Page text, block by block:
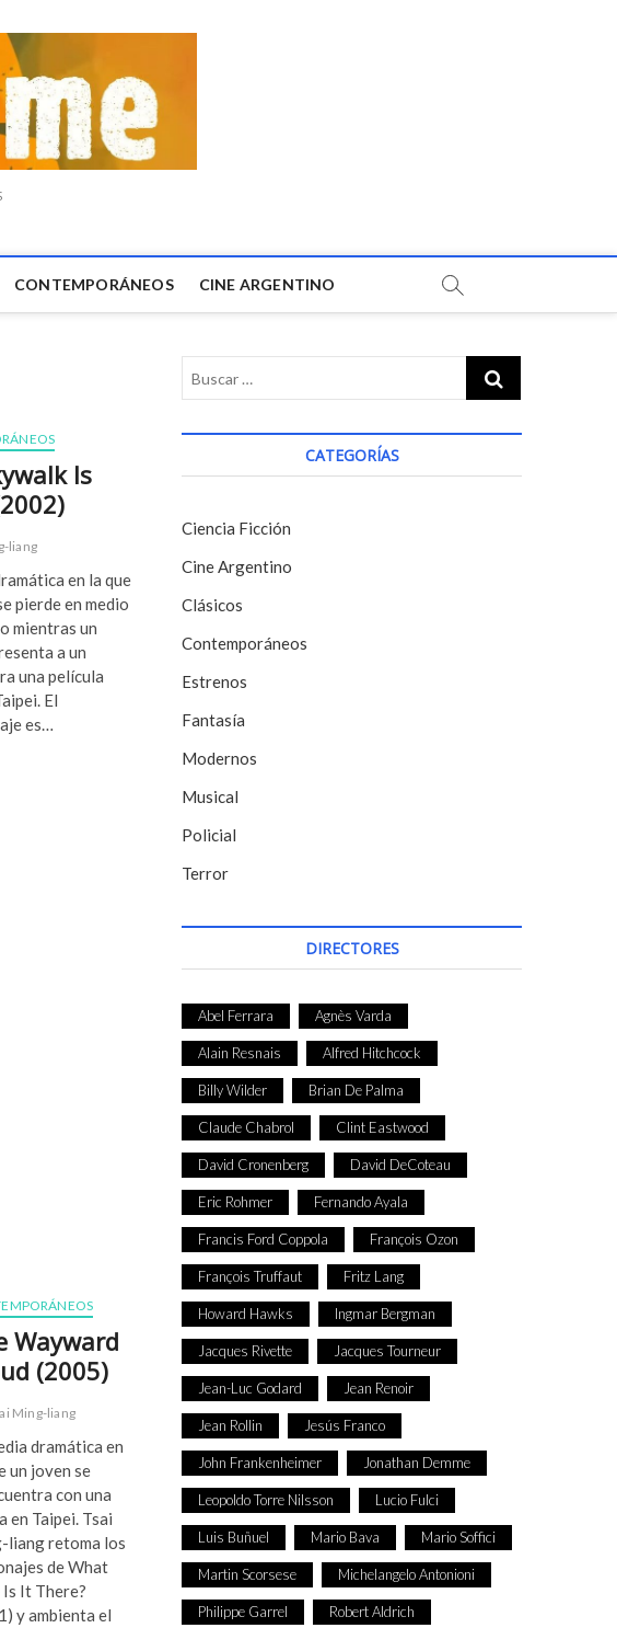
CONTEMPORÁNEOS CINE ARGENTINO
Is
liang
en la que
pierde en medio
mientras un
a un
una película
El
es…
Wayward
(2005)
Ming-liang
dramática en
un joven se
con una
en Taipei. Tsai
liang retoma los
de What
Is It There?
y ambienta el
CATEGORÍAS
Ciencia Ficción
Cine Argentino
Clásicos
Contemporáneos
Estrenos
Fantasía
Modernos
Musical
Policial
Terror
DIRECTORES
Abel Ferrara Agnès Varda
Alain Resnais Alfred Hitchcock
Billy Wilder Brian De Palma
Claude Chabrol Clint Eastwood
David Cronenberg David DeCoteau
Eric Rohmer Fernando Ayala
Francis Ford Coppola François Ozon
François Truffaut Fritz Lang
Howard Hawks Ingmar Bergman
Jacques Rivette Jacques Tourneur
Jean-Luc Godard Jean Renoir
Jean Rollin Jesús Franco
John Frankenheimer Jonathan Demme
Leopoldo Torre Nilsson Lucio Fulci
Luis Buñuel Mario Bava Mario Soffici
Martin Scorsese Michelangelo Antonioni
Philippe Garrel Robert Aldrich